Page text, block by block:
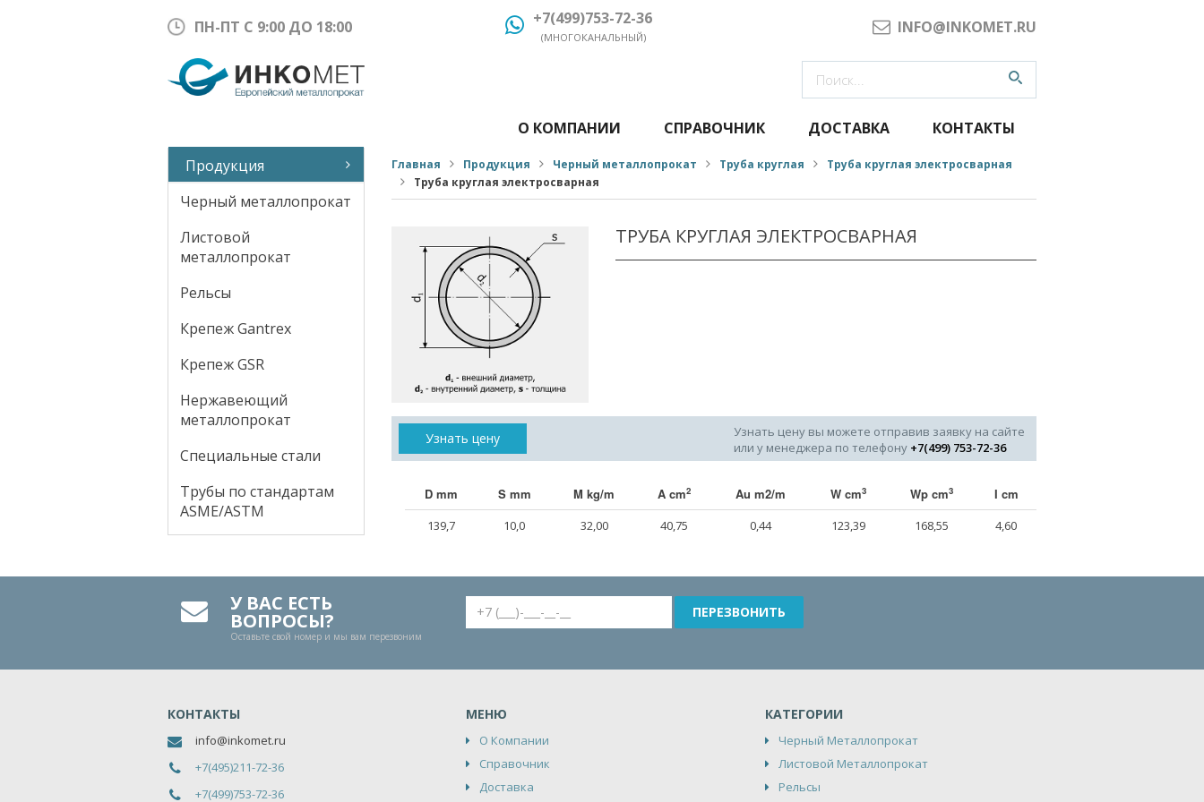
ПН-ПТ С 9:00 ДО 18:00 +7(499)753-72-36
(МНОГОКАНАЛЬНЫЙ)
INFO@INKOMET.RU
Продукция
Черный металлопрокат
Листовой
металлопрокат
Рельсы
Крепеж Gantrex
Крепеж GSR
Нержавеющий
металлопрокат
Специальные стали
Трубы по стандартам
ASME/ASTM
О КОМПАНИИ СПРАВОЧНИК ДОСТАВКА КОНТАКТЫ
Главная Продукция Черный металлопрокат Труба круглая
Труба круглая электросварная
Труба круглая электросварная
ТРУБА КРУГЛАЯ ЭЛЕКТРОСВАРНАЯ
Узнать цену
Узнать цену вы можете отправив заявку на сайте
или у менеджера по телефону +7(499) 753-72-36
D mm S mm M kg/m A cm2 Au m2/m W cm3 Wp cm3 I cm
139,7 10,0 32,00 40,75 0,44 123,39 168,55 4,60
У ВАС ЕСТЬ
ВОПРОСЫ?
Оставьте свой номер и мы вам перезвоним
КОНТАКТЫ
info@inkomet.ru
+7(495)211-72-36
+7(499)753-72-36
МЕНЮ
О Компании
Справочник
Доставка
КАТЕГОРИИ
Черный Металлопрокат
Листовой Металлопрокат
Рельсы